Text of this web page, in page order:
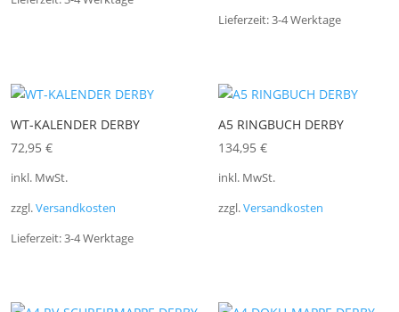
Lieferzeit:3-4 Werktage
WT-KALENDER DERBY
72,95 €
inkl. MwSt.
zzgl.Versandkosten
Lieferzeit:3-4 Werktage
A5 RINGBUCH DERBY
134,95 €
inkl. MwSt.
zzgl.Versandkosten